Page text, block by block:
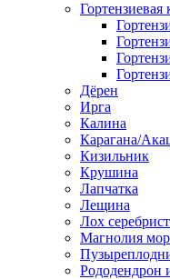
Гортензиевая
Дёрен
Ирга
Калина
Карагана/
Кизильник
Крушина
Лапчатка
Лещина
Лох
Магнолия
Рододендрон